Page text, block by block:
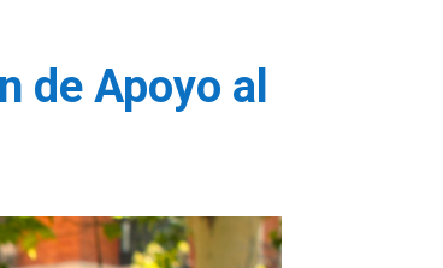
de Apoyo al